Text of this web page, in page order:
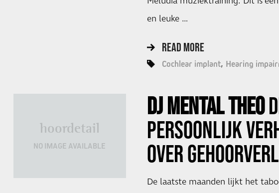
en leuke …
READ MORE
Cochlear implant Hearing
hoordetail
NO IMAGE AVAILABLE
DJ MENTAL THEO
PERSOONLIJK
OVER
De laatste maanden lijkt het